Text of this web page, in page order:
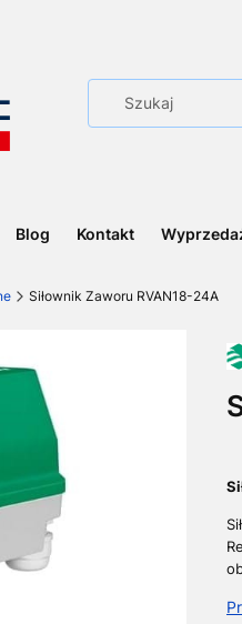
Blog Kontakt
Siłownik Zaworu RVAN18-24A